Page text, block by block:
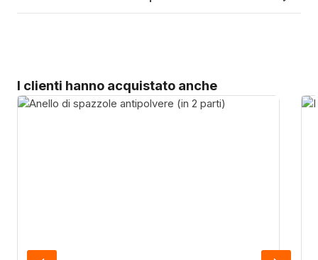
Salta la galleria dei prodotti
I clienti hanno acquistato anche